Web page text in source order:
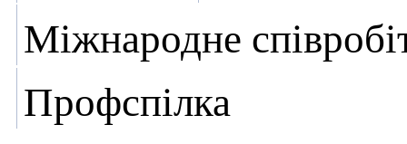
Міжнародне
Профспілка